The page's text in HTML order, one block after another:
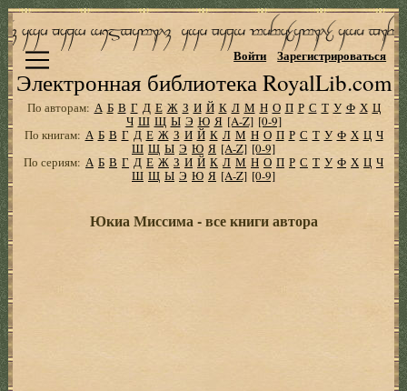
Электронная библиотека RoyalLib.com
Войти Зарегистрироваться
По авторам: А Б В Г Д Е Ж З И Й К Л М Н О П Р С Т У Ф Х Ц
Ч Ш Щ Ы Э Ю Я [A-Z] [0-9]
По книгам: А Б В Г Д Е Ж З И Й К Л М Н О П Р С Т У Ф Х Ц Ч
Ш Щ Ы Э Ю Я [A-Z] [0-9]
По сериям: А Б В Г Д Е Ж З И Й К Л М Н О П Р С Т У Ф Х Ц Ч
Ш Щ Ы Э Ю Я [A-Z] [0-9]
Юкиа Миссима - все книги автора